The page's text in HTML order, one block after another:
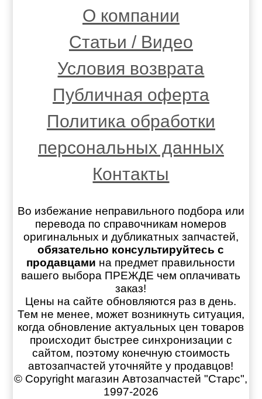
О компании
Статьи / Видео
Условия возврата
Публичная оферта
Политика обработки
персональных данных
Контакты
Во избежание неправильного подбора или
перевода по справочникам номеров
оригинальных и дубликатных запчастей,
обязательно консультируйтесь с
продавцами на предмет правильности
вашего выбора ПРЕЖДЕ чем оплачивать
заказ!
Цены на сайте обновляются раз в день.
Тем не менее, может возникнуть ситуация,
когда обновление актуальных цен товаров
происходит быстрее синхронизации с
сайтом, поэтому конечную стоимость
автозапчастей уточняйте у продавцов!
© Copyright магазин Автозапчастей "Старс",
1997-2026